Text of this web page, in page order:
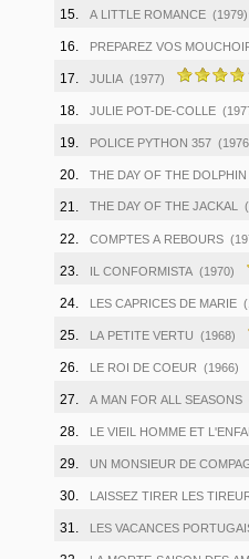
15. A LITTLE ROMANCE (1979)
16. PREPAREZ VOS
17. JULIA (1977)
18. JULIE POT-DE-COLLE
19. POLICE PYTHON 357
20. THE DAY OF THE DOLPHIN
21. THE DAY OF THE JACKAL
22. COMPTES A REBOURS
23. IL CONFORMISTA (1970)
24. LES CAPRICES DE MARIE
25. LA PETITE VERTU (1968)
26. LE ROI DE COEUR (1966)
27. A MAN FOR ALL SEASONS
28. LE VIEIL HOMME ET
29. UN MONSIEUR DE
30. LAISSEZ TIRER LES
31. LES VACANCES